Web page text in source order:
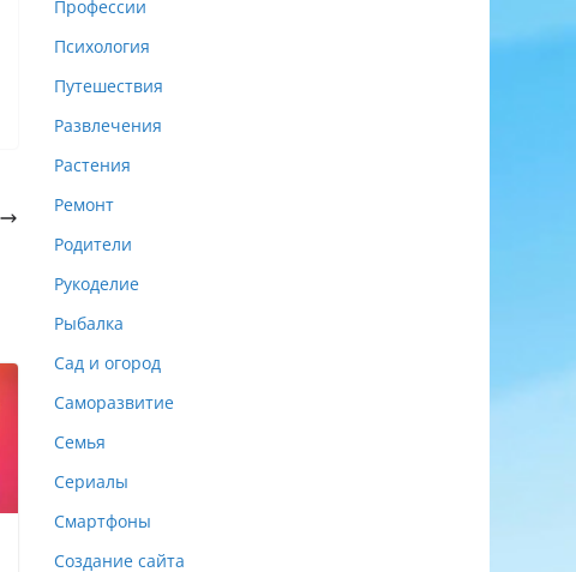
Профессии
Психология
Путешествия
Развлечения
Растения
Ремонт
Родители
Рукоделие
Рыбалка
Сад и огород
Саморазвитие
Семья
Сериалы
Смартфоны
Создание сайта